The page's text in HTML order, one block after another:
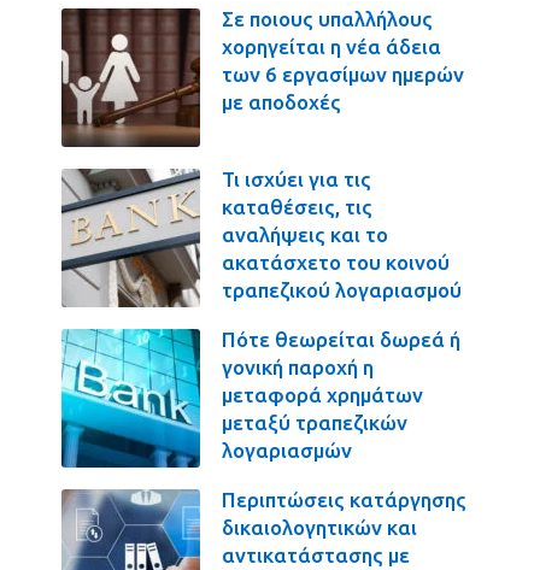
Σε ποιους υπαλλήλους
χορηγείται η νέα άδεια
των 6 εργασίμων ημερών
με αποδοχές
Τι ισχύει για τις
καταθέσεις, τις
αναλήψεις και το
ακατάσχετο του κοινού
τραπεζικού λογαριασμού
Πότε θεωρείται δωρεά ή
γονική παροχή η
μεταφορά χρημάτων
μεταξύ τραπεζικών
λογαριασμών
Περιπτώσεις κατάργησης
δικαιολογητικών και
αντικατάστασης με